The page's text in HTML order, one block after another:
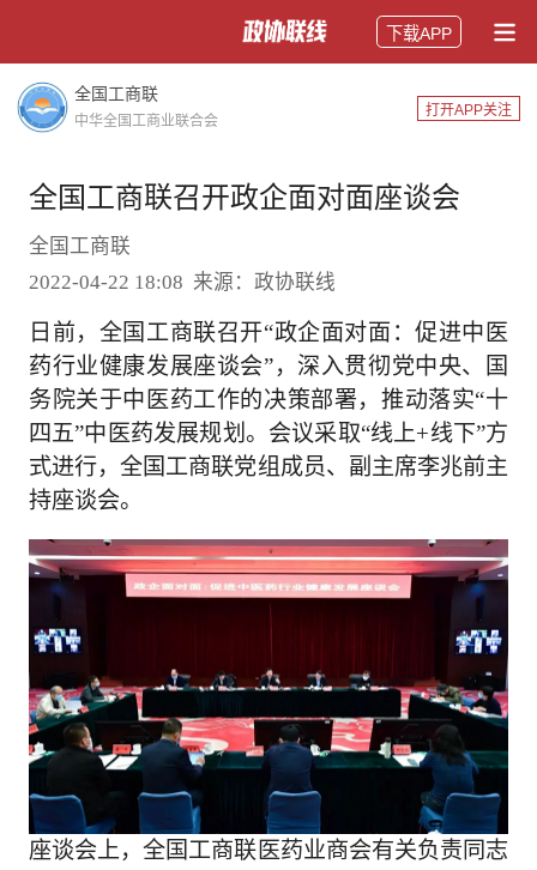
下载APP
全国工商联
中华全国工商业联合会
打开APP关注
全国工商联召开政企面对面座谈会
全国工商联
2022-04-22 18:08 来源：政协联线
日前，全国工商联召开“政企面对面：促进中医
药行业健康发展座谈会”，深入贯彻党中央、国
务院关于中医药工作的决策部署，推动落实“十
四五”中医药发展规划。会议采取“线上+线下”方
式进行，全国工商联党组成员、副主席李兆前主
持座谈会。
座谈会上，全国工商联医药业商会有关负责同志